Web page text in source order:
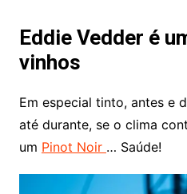
Eddie Vedder é
vinhos
Em especial tinto, antes e
até durante, se o clima
um Pinot Noir … Saúde!